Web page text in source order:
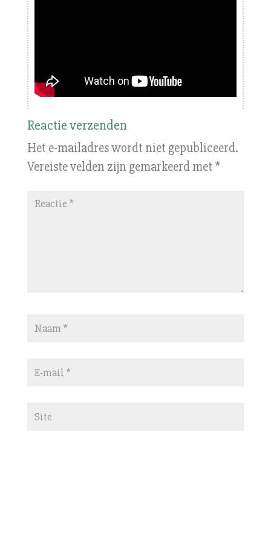
Reactie verzenden
Het e-mailadres wordt niet gepubliceerd.
Vereiste velden zijn gemarkeerd met *